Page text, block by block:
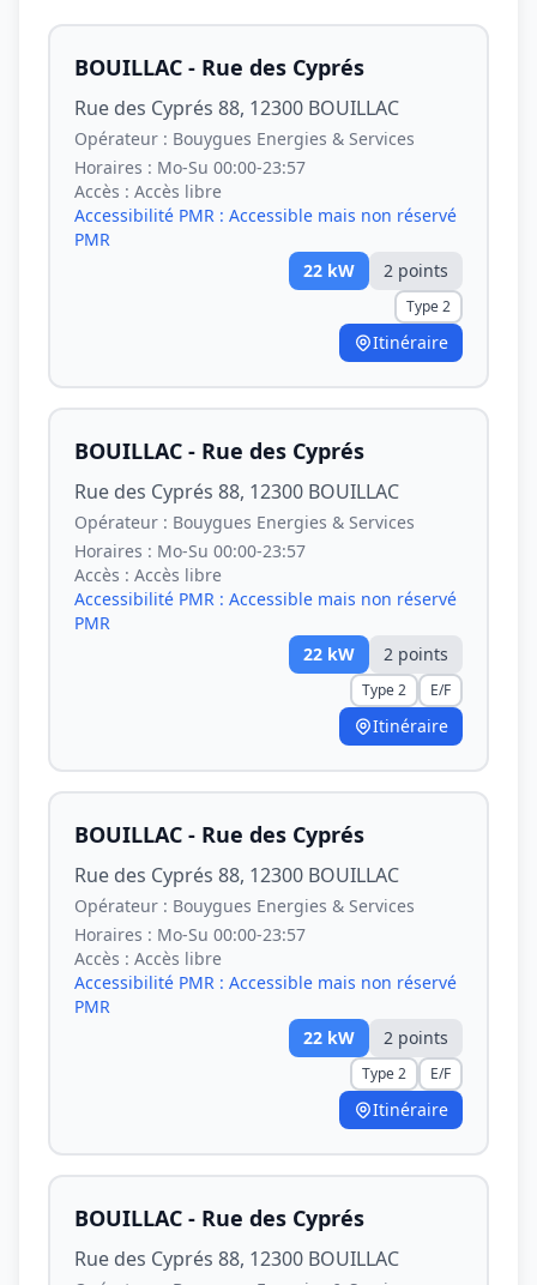
BOUILLAC - Rue des Cyprés
Rue des Cyprés 88, 12300 BOUILLAC
Opérateur : Bouygues Energies & Services
Horaires : Mo-Su 00:00-23:57
Accès : Accès libre
Accessibilité PMR : Accessible mais non réservé
PMR
22 kW 2 points
Type 2
Itinéraire
BOUILLAC - Rue des Cyprés
Rue des Cyprés 88, 12300 BOUILLAC
Opérateur : Bouygues Energies & Services
Horaires : Mo-Su 00:00-23:57
Accès : Accès libre
Accessibilité PMR : Accessible mais non réservé
PMR
22 kW 2 points
Type 2 E/F
Itinéraire
BOUILLAC - Rue des Cyprés
Rue des Cyprés 88, 12300 BOUILLAC
Opérateur : Bouygues Energies & Services
Horaires : Mo-Su 00:00-23:57
Accès : Accès libre
Accessibilité PMR : Accessible mais non réservé
PMR
22 kW 2 points
Type 2 E/F
Itinéraire
BOUILLAC - Rue des Cyprés
Rue des Cyprés 88, 12300 BOUILLAC